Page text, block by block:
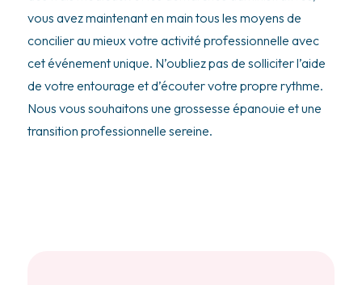
vous avez maintenant en main tous les moyens de
concilier au mieux votre activité professionnelle avec
cet événement unique. N’oubliez pas de solliciter l’aide
de votre entourage et d’écouter votre propre rythme.
Nous vous souhaitons une grossesse épanouie et une
transition professionnelle sereine.